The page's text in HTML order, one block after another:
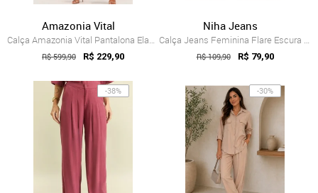
Amazonia Vital
Calça Amazonia Vital Pantalona Elastic E...
R$ 599,90 R$ 229,90
Niha Jeans
Calça Jeans Feminina Flare Escura Niha J...
R$ 109,90 R$ 79,90
-38% -30%